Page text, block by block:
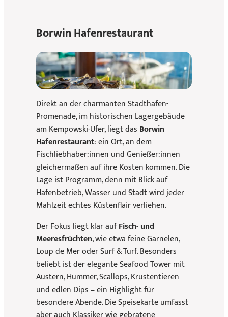
Borwin Hafenrestaurant
Direkt an der charmanten Stadthafen-
Promenade, im historischen Lagergebäude
am Kempowski-Ufer, liegt das Borwin
Hafenrestaurant: ein Ort, an dem
Fischliebhaber:innen und Genießer:innen
gleichermaßen auf ihre Kosten kommen. Die
Lage ist Programm, denn mit Blick auf
Hafenbetrieb, Wasser und Stadt wird jeder
Mahlzeit echtes Küstenflair verliehen.
Der Fokus liegt klar aufFisch- und
Meeresfrüchten, wie etwa feine Garnelen,
Loup de Mer oder Surf & Turf. Besonders
beliebt ist der elegante Seafood Tower mit
Austern, Hummer, Scallops, Krustentieren
und edlen Dips – ein Highlight für
besondere Abende. Die Speisekarte umfasst